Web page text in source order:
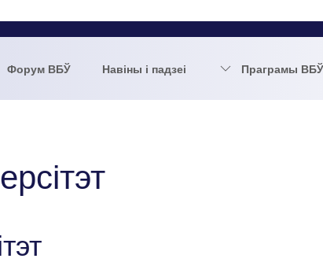
Форум ВБЎ Навіны і падзеі Праграмы ВБЎ